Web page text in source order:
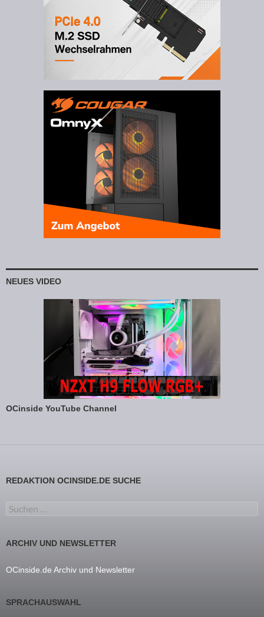
NEUES VIDEO
OCinside YouTube Channel
REDAKTION OCINSIDE.DE SUCHE
Suchen nach:
ARCHIV UND NEWSLETTER
OCinside.de Archiv und Newsletter
SPRACHAUSWAHL